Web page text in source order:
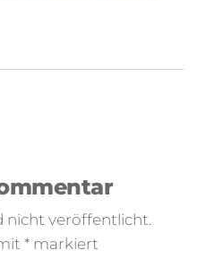
nicht veröffentlicht.
* markiert